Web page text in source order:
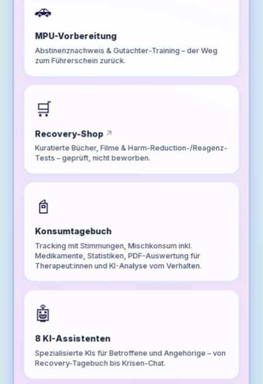
🚗
MPU-Vorbereitung
Abstinenznachweis & Gutachter-Training – der Weg
zum Führerschein zurück.
🛒
Recovery-Shop
Kuratierte Bücher, Filme & Harm-Reduction-/Reagenz-
Tests – geprüft, nicht beworben.
📓
Konsumtagebuch
Tracking mit Stimmungen, Mischkonsum inkl.
Medikamente, Statistiken, PDF-Auswertung für
Therapeut:innen und KI-Analyse vom Verhalten.
🤖
8 KI-Assistenten
Spezialisierte KIs für Betroffene und Angehörige – von
Recovery-Tagebuch bis Krisen-Chat.